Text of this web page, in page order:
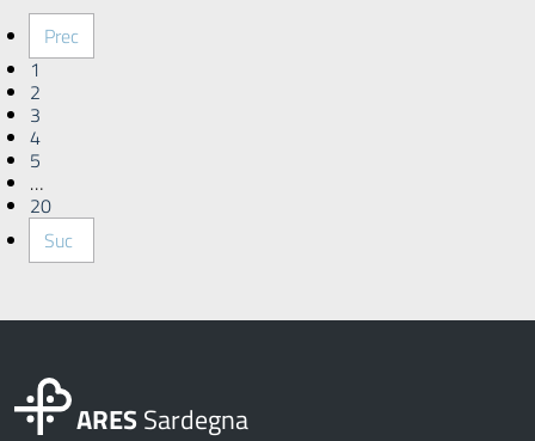
Prec
1
2
3
4
5
…
20
Suc
ARESSardegna